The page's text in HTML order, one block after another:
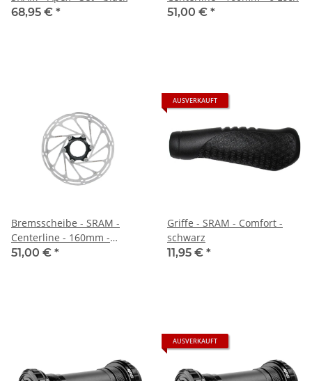
68,95 € *
51,00 € *
Bremsscheibe - SRAM -
Centerline - 160mm -
Centerlock
51,00 € *
AUSVERKAUFT
Griffe - SRAM - Comfort -
schwarz
11,95 € *
AUSVERKAUFT